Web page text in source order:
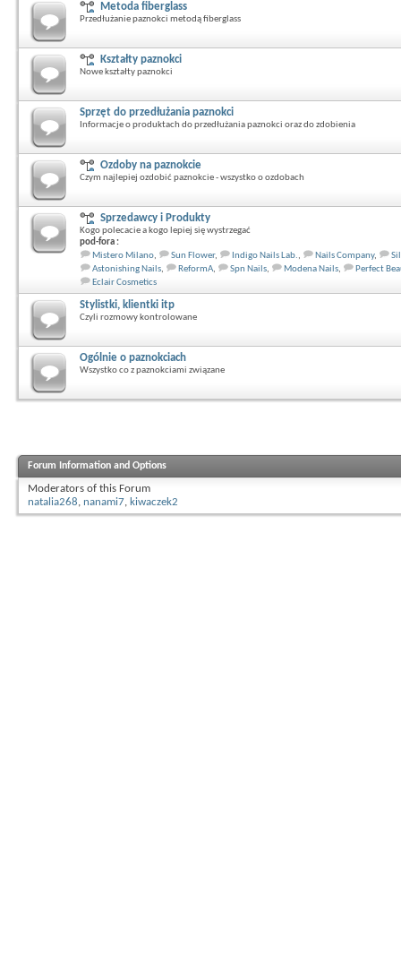
Metoda fiberglass
Przedłużanie paznokci metodą fiberglass
Kształty paznokci
Nowe kształty paznokci
Sprzęt do przedłużania paznokci
Informacje o produktach do przedłużania paznokci oraz do zdobienia
Ozdoby na paznokcie
Czym najlepiej ozdobić paznokcie - wszystko o ozdobach
Sprzedawcy i Produkty
Kogo polecacie a kogo lepiej się wystrzegać
pod-fora :
Mistero Milano, Sun Flower, Indigo Nails Lab., Nails Company,
Astonishing Nails, ReformA, Spn Nails, Modena Nails,
Perfect
Eclair Cosmetics
Stylistki, klientki itp
Czyli rozmowy kontrolowane
Ogólnie o paznokciach
Wszystko co z paznokciami związane
Forum Information and Options
Moderators of this Forum
natalia268, nanami7, kiwaczek2